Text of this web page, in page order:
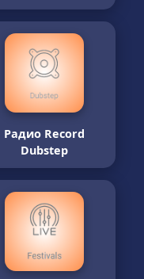
Радио Record
Dubstep